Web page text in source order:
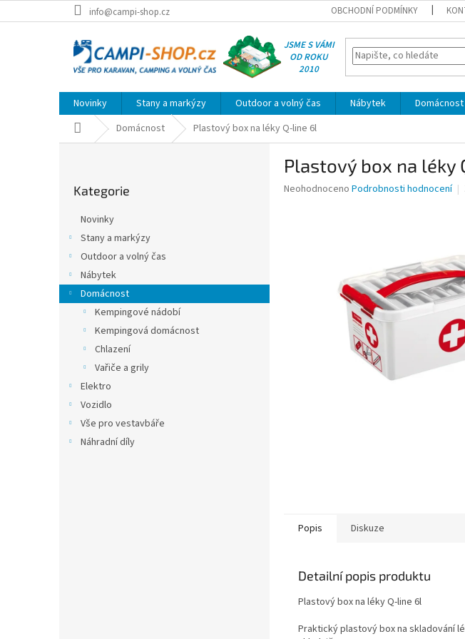
na
info@campi-shop.cz OBCHODNÍ PODMÍNKY
JSME S VÁMI
OD ROKU
2010
Novinky Stany a markýzy Outdoor a volný čas Nábytek Domácnost
Domů Domácnost Plastový box na léky Q-line 6l
a
kategorie
Kategorie
Novinky
Stany a markýzy
Outdoor a volný čas
Nábytek
Domácnost
Kempingové nádobí
Kempingová domácnost
Chlazení
Vařiče a grily
Elektro
Vozidlo
Vše pro vestavbáře
Náhradní díly
Plastový box na léky
Průměrné
Neohodnoceno Podrobnosti hodnocení
Popis Diskuze
Detailní popis produktu
Plastový box na léky Q-line 6l
Praktický plastový box na skladování